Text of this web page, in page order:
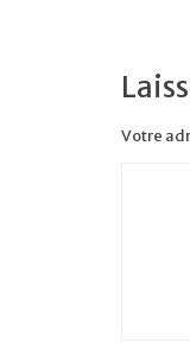
Votre